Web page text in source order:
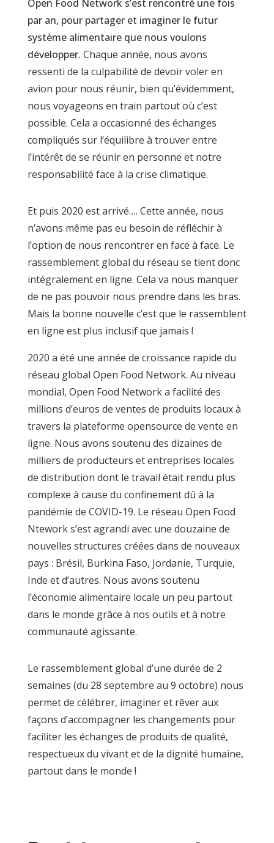
Open Food Network s’est rencontré une fois
par an, pour partager et imaginer le futur
système alimentaire que nous voulons
développer. Chaque année, nous avons
ressenti de la culpabilité de devoir voler en
avion pour nous réunir, bien qu’évidemment,
nous voyageons en train partout où c’est
possible. Cela a occasionné des échanges
compliqués sur l’équilibre à trouver entre
l’intérêt de se réunir en personne et notre
responsabilité face à la crise climatique.
Et puis 2020 est arrivé…. Cette année, nous
n’avons même pas eu besoin de réfléchir à
l’option de nous rencontrer en face à face. Le
rassemblement global du réseau se tient donc
intégralement en ligne. Cela va nous manquer
de ne pas pouvoir nous prendre dans les bras.
Mais la bonne nouvelle c’est que le rassemblent
en ligne est plus inclusif que jamais !
2020 a été une année de croissance rapide du
réseau global Open Food Network. Au niveau
mondial, Open Food Network a facilité des
millions d’euros de ventes de produits locaux à
travers la plateforme opensource de vente en
ligne. Nous avons soutenu des dizaines de
milliers de producteurs et entreprises locales
de distribution dont le travail était rendu plus
complexe à cause du confinement dû à la
pandémie de COVID-19. Le réseau Open Food
Ntework s’est agrandi avec une douzaine de
nouvelles structures créées dans de nouveaux
pays : Brésil, Burkina Faso, Jordanie, Turquie,
Inde et d’autres. Nous avons soutenu
l’économie alimentaire locale un peu partout
dans le monde grâce à nos outils et à notre
communauté agissante.
Le rassemblement global d’une durée de 2
semaines (du 28 septembre au 9 octobre) nous
permet de célébrer, imaginer et rêver aux
façons d’accompagner les changements pour
faciliter les échanges de produits de qualité,
respectueux du vivant et de la dignité humaine,
partout dans le monde !